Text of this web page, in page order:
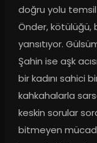
doğru yolu
Önder, kötülüğü,
yansıtıyor.
Şahin ise aşk
bir kadını sahici
kahkahalarla
keskin sorular
bitmeyen